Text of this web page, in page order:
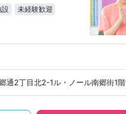
未経験歓迎
通2丁目北2-1ル・ノール南郷街1階